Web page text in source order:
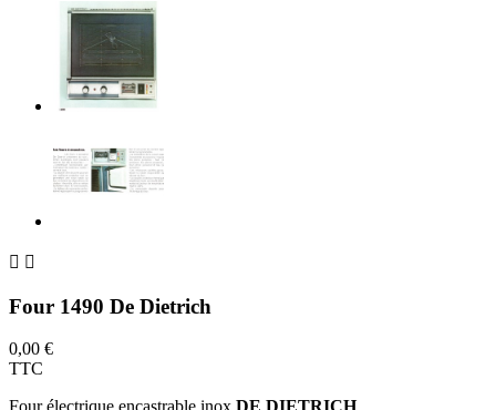
 
Four 1490 De Dietrich
0,00 €
TTC